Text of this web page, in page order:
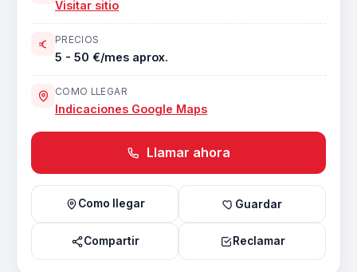
Visitar sitio
PRECIOS
5 - 50 €/mes aprox.
COMO LLEGAR
Indicaciones Google Maps
Llamar ahora
Como llegar Guardar
Compartir Reclamar